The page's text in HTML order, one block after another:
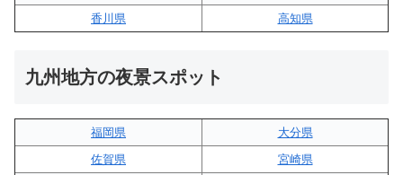
香川県
高知県
九州地方の夜景スポット
福岡県
大分県
佐賀県
宮崎県